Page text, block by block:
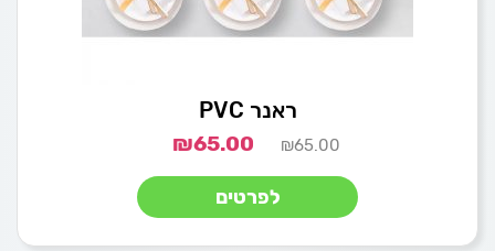
ראנר PVC
₪65.00
₪65.00
לפרטים